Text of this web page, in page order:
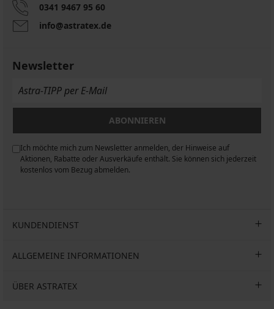
0341 9467 95 60
info@astratex.de
Newsletter
ABONNIEREN
Ich möchte mich zum Newsletter anmelden, der Hinweise auf
Aktionen, Rabatte oder Ausverkäufe enthält. Sie können sich jederzeit
kostenlos vom Bezug abmelden.
KUNDENDIENST
ALLGEMEINE INFORMATIONEN
ÜBER ASTRATEX